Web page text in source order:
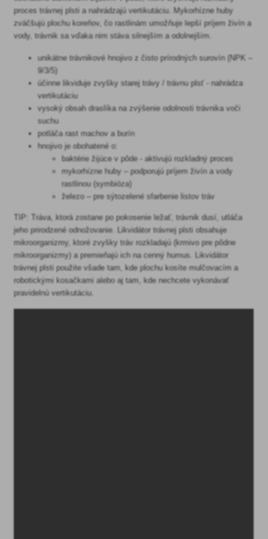
proces trávnej plsti a nahrádzajú vertikutáciu. Mykorhízne huby
zväčšujú plochu koreňov, čo rastlinám umožňuje lepší príjem živín a
vody, trávnik sa vďaka nim stáva silnejším a odolnejším.
unikátne trávnikové hnojivo z čisto prírodných surovín (NPK –
9/3/5)
účinne likviduje zvyšky starej trávy / trávnu plsť - nahrádza
vertikutáciu
vysoký obsah draslíka na zvýšenie odolnosti trávnika voči
suchu
potláča rast machov a burín
hnojivo je obohatené o:
baktérie žijúce v pôde - aktivujú rozkladný proces
mykorhízne huby – podporujú príjem živín a vody
rastlinou (symbióza)
železo – pre sýtozelené sfarbenie listov tráv
TIP: Tráva, ktorá zostane po pokosenie ležať, trávnik dusí, utláča
jeho prirodzené odnožovanie. Likvidátor trávnej plsti obsahuje
mikroorganizmy, ktoré zvyšky tráv rozkladajú (krmivo pre pôdne
mikroorganizmy) a premieňajú ich na cenný humus. Likvidátor
trávnej plsti použite všade tam, kde plochu kosíte mulčovacím a
robotickými kosačkami alebo aj tam, kde nechcete vykonávať
pravidelnú vertikutáciu.